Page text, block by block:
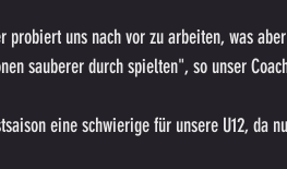
probiert uns nach vor zu arbeiten, was
sauberer durch spielten", so unser
eine schwierige für unsere U12, da